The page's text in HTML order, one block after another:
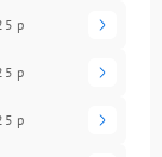
р
р
р